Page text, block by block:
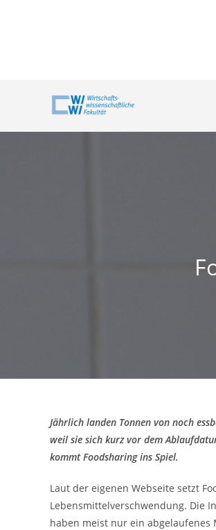
Jährlich landen Tonnen von noch
weil sie sich kurz vor dem
kommt Foodsharing ins Spiel.
Laut der eigenen Webseite setzt
Lebensmittelverschwendung. Die
haben meist nur ein